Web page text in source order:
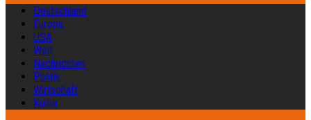
Deutschland
Europa
USA
Welt
Nachrichten
Politik
Wirtschaft
Kultur